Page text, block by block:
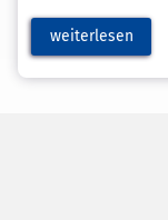
weiterlesen